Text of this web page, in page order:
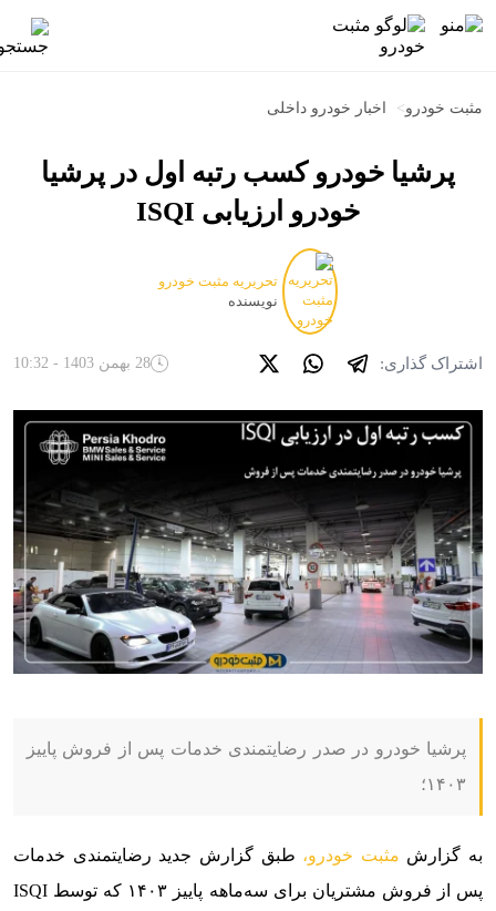
مثبت خودرو> اخبار خودرو داخلی
پرشیا خودرو کسب رتبه اول در پرشیا
خودرو ارزیابی ISQI
تحریریه مثبت خودرو
نویسنده
اشتراک گذاری: 28 بهمن 1403 - 10:32
پرشیا خودرو در صدر رضایتمندی خدمات پس از فروش پاییز
۱۴۰۳؛
به گزارش مثبت خودرو، طبق گزارش جدید رضایتمندی خدمات
پس از فروش مشتریان برای سه‌ماهه پاییز ۱۴۰۳ که توسط ISQI